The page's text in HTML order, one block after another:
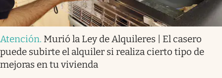
Atención. Murió la Ley de Alquileres | El casero
puede subirte el alquiler si realiza cierto tipo de
mejoras en tu vivienda